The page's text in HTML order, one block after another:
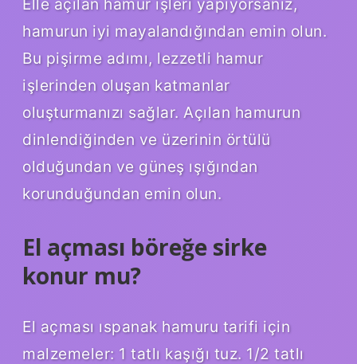
hamurun iyi mayalandığından emin olun.
Bu pişirme adımı, lezzetli hamur
işlerinden oluşan katmanlar
oluşturmanızı sağlar. Açılan hamurun
dinlendiğinden ve üzerinin örtülü
olduğundan ve güneş ışığından
korunduğundan emin olun.
El açması böreğe sirke
konur mu?
El açması ıspanak hamuru tarifi için
malzemeler: 1 tatlı kaşığı tuz. 1/2 tatlı